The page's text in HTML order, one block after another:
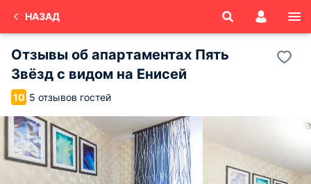
НАЗАД
Отзывы об апартаментах Пять
Звёзд с видом на Енисей
10 5 отзывов гостей